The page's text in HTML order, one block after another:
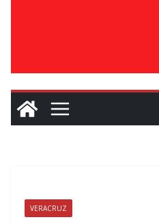
VERACRUZ